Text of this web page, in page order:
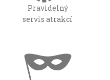
Pravidelný
servis atrakcí